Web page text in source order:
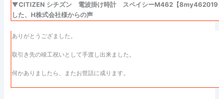
▼CITIZEN シチズン 電波掛け時計 スペイシーM462【8my462019
した、H株式会社様からの声
ありがとうござました。
取引き先の竣工祝いとして手渡し出来ました。
何かありましたら、またお世話に成ります。